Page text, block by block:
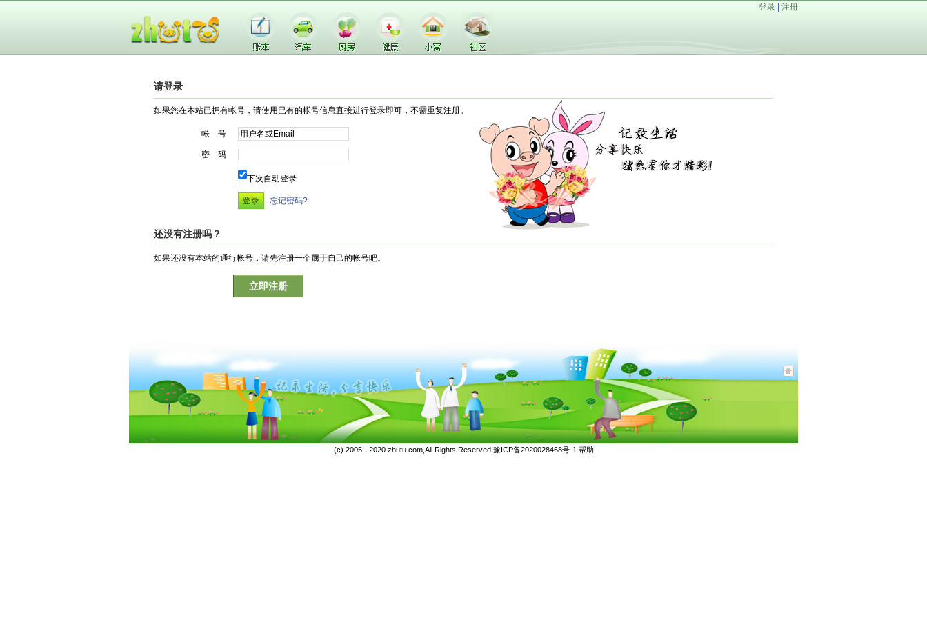
登录 注册
请登录
如果您在本站已拥有帐号，请使用已有的帐号信息直接进行登录即可，不需重复注册。
帐 号
密 码
下次自动登录
忘记密码?
还没有注册吗？
如果还没有本站的通行帐号，请先注册一个属于自己的帐号吧。
立即注册
(c) 2005 - 2020 zhutu.com,All Rights Reserved 豫ICP备2020028468号-1 帮助